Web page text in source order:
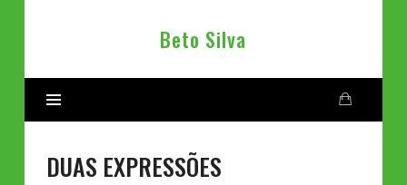
Beto
Beto Silva
DUAS EXPRESSÕES